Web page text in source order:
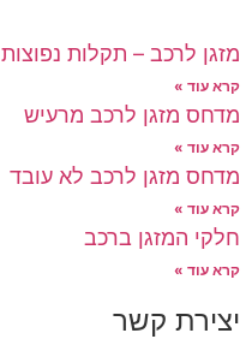
מזגן לרכב – תקלות נפוצות
קרא עוד »
מדחס מזגן לרכב מרעיש
קרא עוד »
מדחס מזגן לרכב לא עובד
קרא עוד »
חלקי המזגן ברכב
קרא עוד »
יצירת קשר